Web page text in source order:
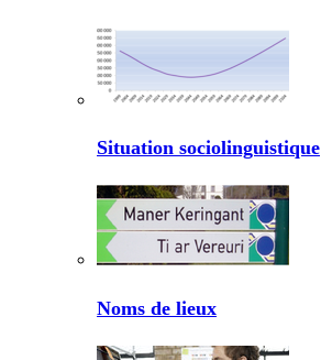
Situation sociolinguistique
Noms de lieux